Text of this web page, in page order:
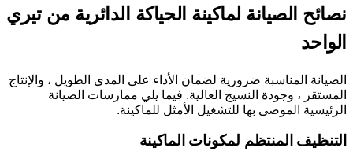
نصائح الصيانة لماكينة الحياكة الدائرية من تيري
الواحد
الصيانة المناسبة ضرورية لضمان الأداء على المدى الطويل ، والإنتاج
المستقر ، وجودة النسيج العالية. فيما يلي ممارسات الصيانة
الرئيسية الموصى بها للتشغيل الأمثل للماكينة.
التنظيف المنتظم لمكونات الماكينة